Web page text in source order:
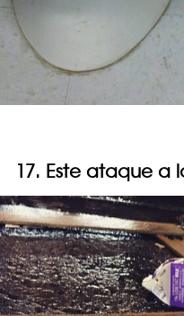
17. Este ataque a